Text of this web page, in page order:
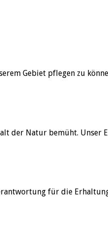
Gebiet pflegen zu
der Natur bemüht.
für die